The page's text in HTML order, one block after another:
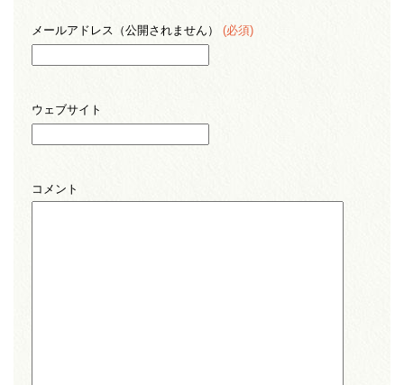
メールアドレス（公開されません） (必須)
ウェブサイト
コメント